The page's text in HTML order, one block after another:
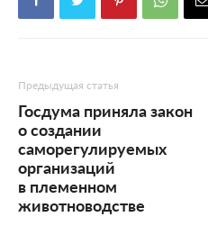
Предыдущая статья
Госдума приняла закон
о создании
саморегулируемых
организаций
в племенном
животноводстве